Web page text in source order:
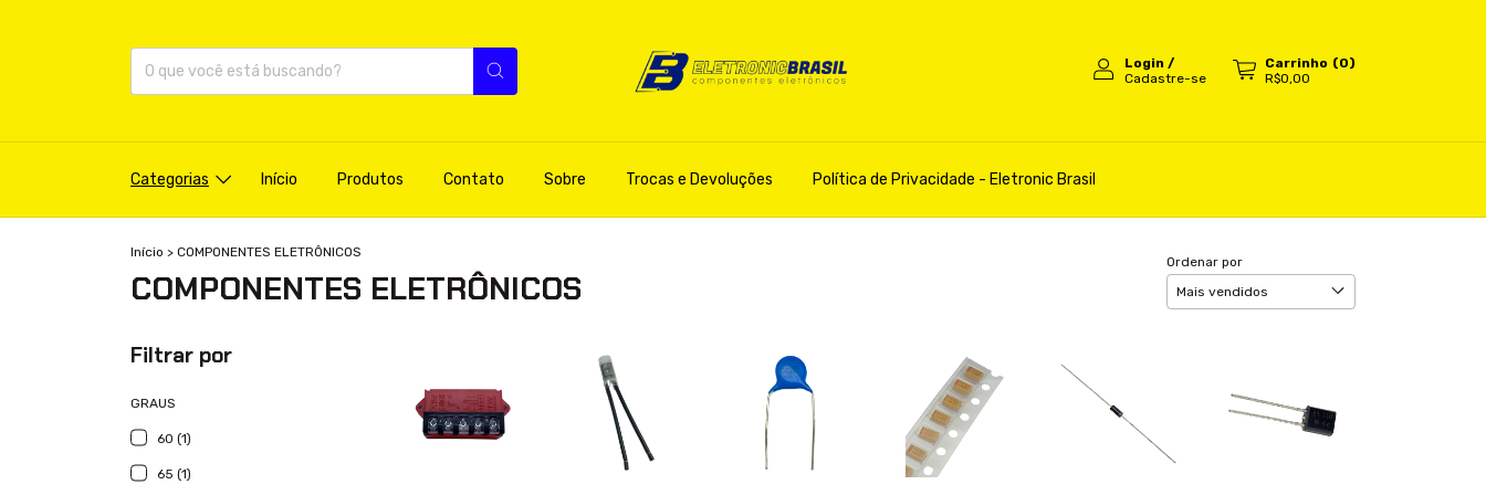
Login/
Cadastre-se
Carrinho (0)
R$0,00
Categorias Início Produtos Contato Sobre Trocas e Devoluções Política de Privacidade - Eletronic Brasil
Início > COMPONENTES ELETRÔNICOS
COMPONENTES ELETRÔNICOS
Ordenar por
Filtrar por
GRAUS
60 (1)
65 (1)